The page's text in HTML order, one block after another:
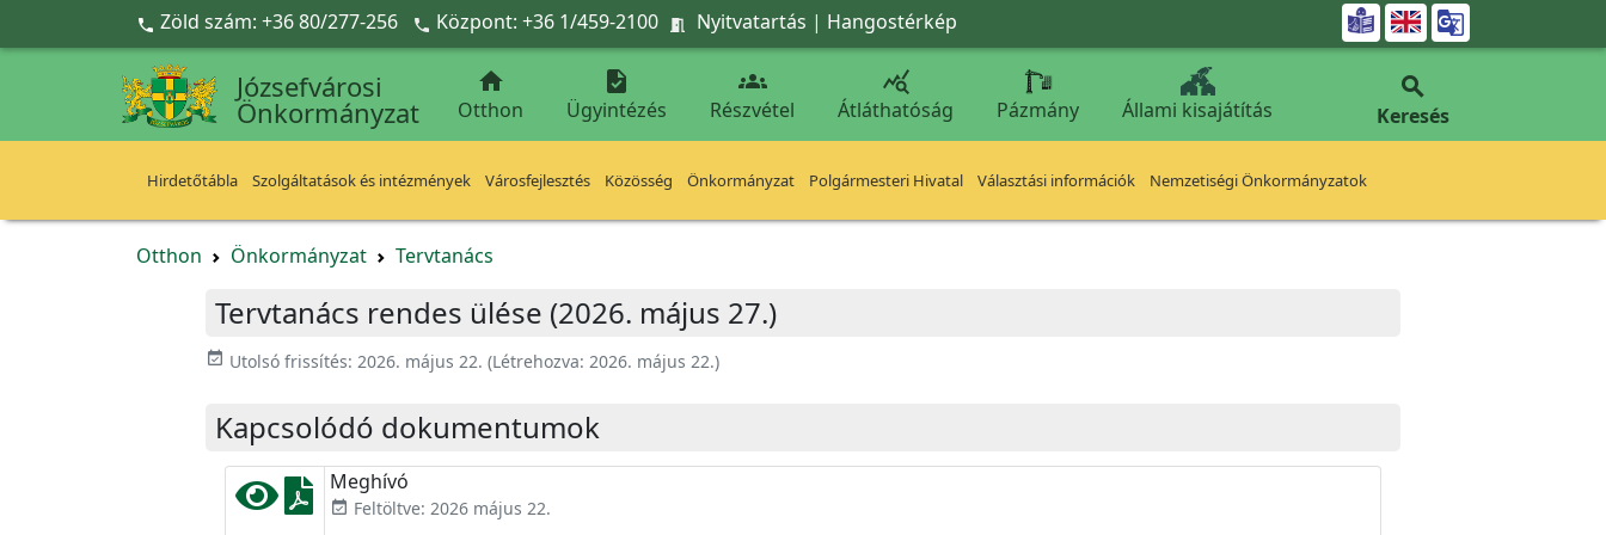
Ugrás a fő tartalomra
 Zöld szám: +36 80/277-256  Központ: +36 1/459-2100  Nyitvatartás | Hangostérkép 
Józsefvárosi
Önkormányzat

Otthon

Ügyintézés

Részvétel

Átláthatóság Pázmány Állami kisajátítás

Keresés
Hirdetőtábla Szolgáltatások és intézmények Városfejlesztés Közösség Önkormányzat Polgármesteri Hivatal Választási információk Nemzetiségi Önkormányzatok
Otthon Önkormányzat Tervtanács
Tervtanács rendes ülése (2026. május 27.)
event_available Utolsó frissítés: 2026. május 22. (Létrehozva: 2026. május 22.)
Kapcsolódó dokumentumok
Meghívó
event_available Feltöltve: 2026 május 22.